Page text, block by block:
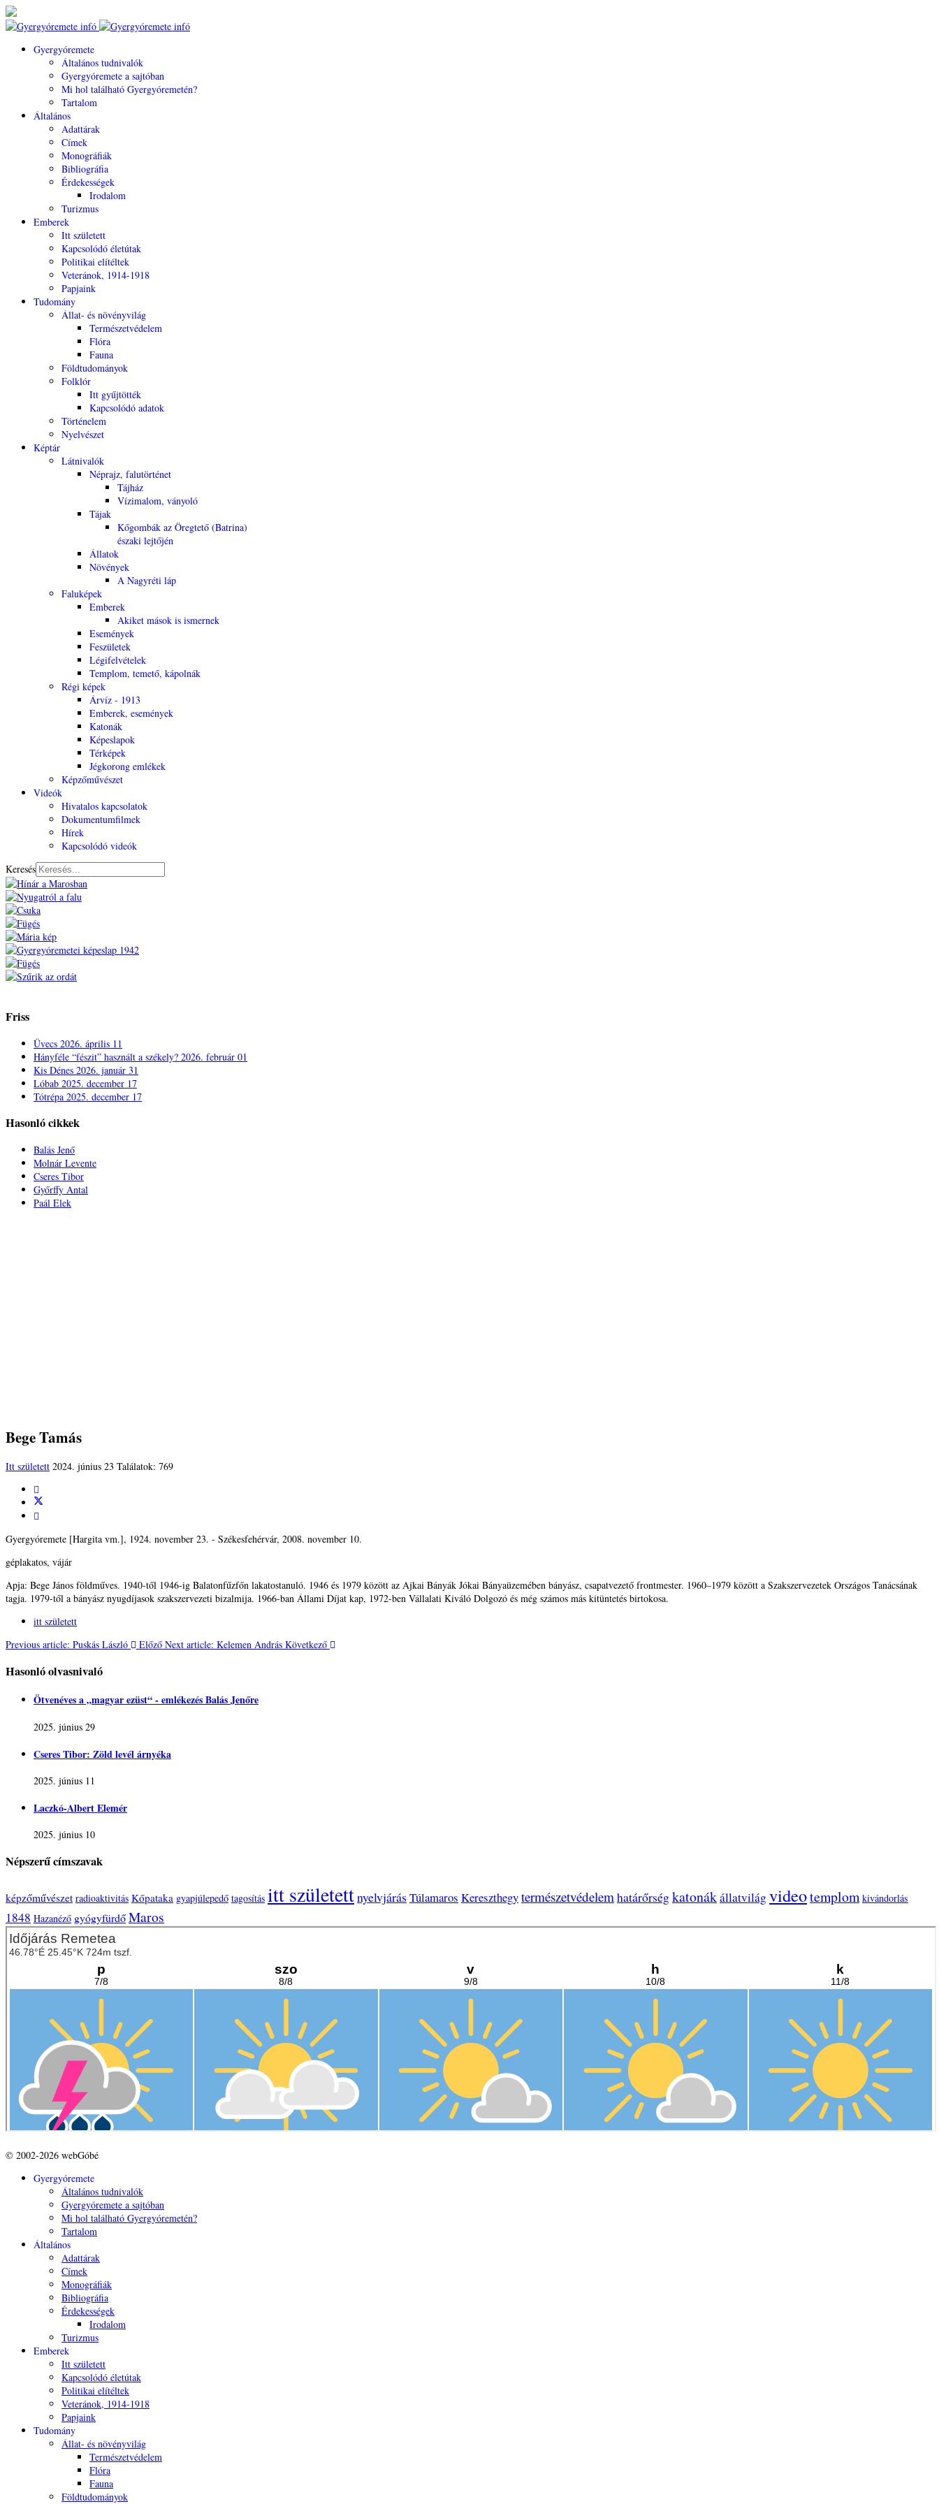
Gyergyóremete
Általános tudnivalók
Gyergyóremete a sajtóban
Mi hol található Gyergyóremetén?
Tartalom
Általános
Adattárak
Címek
Monográfiák
Bibliográfia
Érdekességek
Irodalom
Turizmus
Emberek
Itt született
Kapcsolódó életútak
Politikai elítéltek
Veteránok, 1914-1918
Papjaink
Tudomány
Állat- és növényvilág
Természetvédelem
Flóra
Fauna
Földtudományok
Folklór
Itt gyűjtötték
Kapcsolódó adatok
Történelem
Nyelvészet
Képtár
Látnivalók
Néprajz, falutörténet
Tájház
Vízimalom, ványoló
Tájak
Kőgombák az Öregtető (Batrina)
északi lejtőjén
Állatok
Növények
A Nagyréti láp
Faluképek
Emberek
Akiket mások is ismernek
Események
Feszületek
Légifelvételek
Templom, temető, kápolnák
Régi képek
Árvíz - 1913
Emberek, események
Katonák
Képeslapok
Térképek
Jégkorong emlékek
Képzőművészet
Videók
Hivatalos kapcsolatok
Dokumentumfilmek
Hírek
Kapcsolódó videók
Keresés
Friss
Üvecs 2026. április 11
Hányféle “fészit” használt a székely? 2026. február 01
Kis Dénes 2026. január 31
Lóbab 2025. december 17
Tótrépa 2025. december 17
Hasonló cikkek
Balás Jenő
Molnár Levente
Cseres Tibor
Győrffy Antal
Paál Elek
Bege Tamás
Itt született 2024. június 23 Találatok: 769
Gyergyóremete [Hargita vm.], 1924. november 23. - Székesfehérvár, 2008. november 10.
géplakatos, vájár
Apja: Bege János földműves. 1940-től 1946-ig Balatonfűzfőn lakatostanuló. 1946 és 1979 között az Ajkai Bányák Jókai Bányaüzemében bányász, csapatvezető frontmester. 1960–1979 között a Szakszervezetek Országos Tanácsának
tagja. 1979-től a bányász nyugdíjasok szakszervezeti bizalmija. 1966-ban Állami Díjat kap, 1972-ben Vállalati Kiváló Dolgozó és még számos más kitüntetés birtokosa.
itt született
Previous article: Puskás László
Előző Next article: Kelemen András Következő
Hasonló olvasnivaló
Ötvenéves a „magyar ezüst“ - emlékezés Balás Jenőre
2025. június 29
Cseres Tibor: Zöld levél árnyéka
2025. június 11
Laczkó-Albert Elemér
2025. június 10
Népszerű címszavak
képzőművészet radioaktivitás Kőpataka gyapjúlepedő tagosítás itt születettnyelvjárás Túlamaros Kereszthegytermészetvédelemhatárőrségkatonákállatvilág videotemplom kivándorlás
1848 Hazanéző gyógyfürdőMaros
© 2002-2026 webGóbé
Gyergyóremete
Általános tudnivalók
Gyergyóremete a sajtóban
Mi hol található Gyergyóremetén?
Tartalom
Általános
Adattárak
Címek
Monográfiák
Bibliográfia
Érdekességek
Irodalom
Turizmus
Emberek
Itt született
Kapcsolódó életútak
Politikai elítéltek
Veteránok, 1914-1918
Papjaink
Tudomány
Állat- és növényvilág
Természetvédelem
Flóra
Fauna
Földtudományok